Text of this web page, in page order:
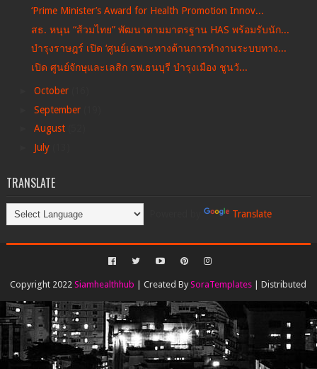
‘Prime Minister’s Award for Health Promotion Innov...
สธ. หนุน “ส้วมไทย” พัฒนาตามมาตรฐาน HAS พร้อมรับนัก...
บำรุงราษฎร์ เปิด ‘ศูนย์เฉพาะทางด้านการทำงานระบบทาง...
เปิด ศูนย์จักษุและเลสิก รพ.ธนบุรี บำรุงเมือง ชูนวั...
October
September
August
July
TRANSLATE
Translate
Copyright 2022Siamhealthhub | Created BySoraTemplates | Distributed
ByGooyaabi Templates